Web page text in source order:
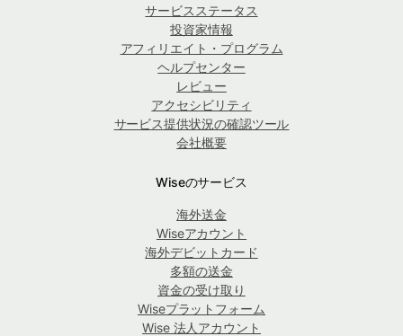
サービスステータス
投資家情報
アフィリエイト・プログラム
ヘルプセンター
レビュー
アクセシビリティ
サービス提供状況の確認ツール
会社概要
Wiseのサービス
海外送金
Wiseアカウント
海外デビットカード
多額の送金
資金の受け取り
Wiseプラットフォーム
Wise 法人アカウント